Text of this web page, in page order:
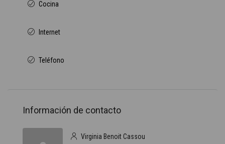
Cocina
Internet
Teléfono
Información de contacto
Virginia Benoit Cassou